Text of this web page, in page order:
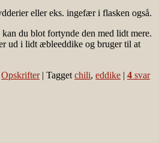
eller eks. ingefær i flasken også.
du blot fortynde den med lidt mere.
ud i lidt æbleeddike og bruger til at
Opskrifter | Tagget chili, eddike | 4 svar